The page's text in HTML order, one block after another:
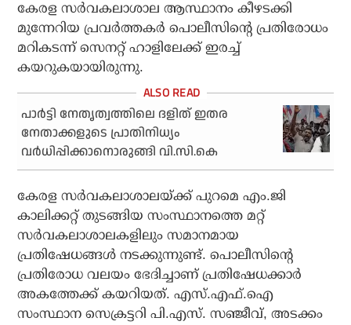
കേരള സര്‍വകലാശാല ആസ്ഥാനം കീഴടക്കി
മുന്നേറിയ പ്രവര്‍ത്തകര്‍ പൊലീസിന്റെ പ്രതിരോധം
മറികടന്ന് സെനറ്റ് ഹാളിലേക്ക് ഇരച്ച്
കയറുകയായിരുന്നു.
പാര്‍ട്ടി നേതൃത്വത്തിലെ ദളിത് ഇതര
നേതാക്കളുടെ പ്രാതിനിധ്യം
വര്‍ധിപ്പിക്കാനൊരുങ്ങി വി.സി.കെ
കേരള സര്‍വകലാശാലയ്ക്ക് പുറമെ എം.ജി
കാലിക്കറ്റ് തുടങ്ങിയ സംസ്ഥാനത്തെ മറ്റ്
സര്‍വകലാശാലകളിലും സമാനമായ
പ്രതിഷേധങ്ങള്‍ നടക്കുന്നുണ്ട്. പൊലീസിന്റെ
പ്രതിരോധ വലയം ഭേദിച്ചാണ് പ്രതിഷേധക്കാര്‍
അകത്തേക്ക് കയറിയത്. എസ്.എഫ്.ഐ
സംസ്ഥാന സെക്രട്ടറി പി.എസ്. സഞ്ജീവ്, അടക്കം